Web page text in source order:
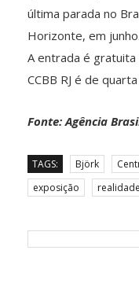
última parada no
Horizonte, em junho.
A entrada é
CCBB RJ é de
Fonte: Agência
TAGS: Björk
exposição